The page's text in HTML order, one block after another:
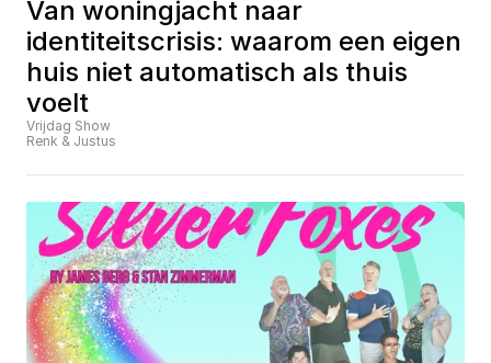
Van woningjacht naar
identiteitscrisis: waarom een eigen
huis niet automatisch als thuis
voelt
Vrijdag Show
Renk & Justus